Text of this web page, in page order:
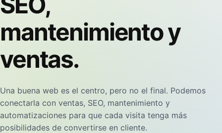
mantenimiento y
ventas.
Una buena web es el centro, pero no el final. Podemos
conectarla con ventas, SEO, mantenimiento y
automatizaciones para que cada visita tenga más
posibilidades de convertirse en cliente.